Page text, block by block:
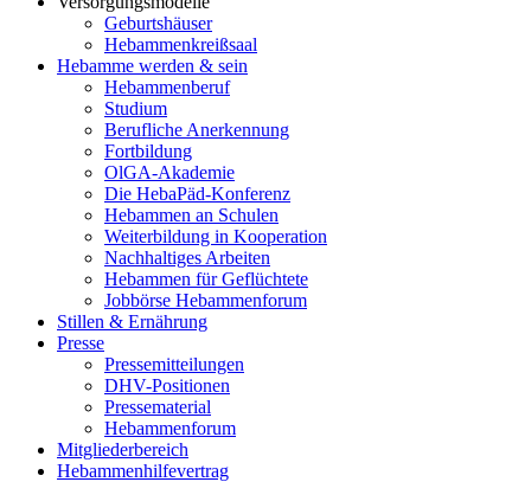
Geburtshäuser
Hebammenkreißsaal
Hebamme werden & sein
Hebammenberuf
Studium
Berufliche Anerkennung
Fortbildung
OlGA-Akademie
Die HebaPäd-Konferenz
Hebammen an Schulen
Weiterbildung in Kooperation
Nachhaltiges Arbeiten
Hebammen für Geflüchtete
Jobbörse Hebammenforum
Stillen & Ernährung
Presse
Pressemitteilungen
DHV-Positionen
Pressematerial
Hebammenforum
Mitgliederbereich
Hebammenhilfevertrag